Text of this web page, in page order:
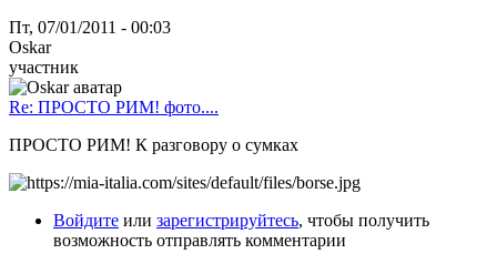
Пт, 07/01/2011 - 00:03
Oskar
участник
Re: ПРОСТО РИМ! фото....
ПРОСТО РИМ! К разговору о сумках
Войдите или зарегистрируйтесь, чтобы получить
возможность отправлять комментарии